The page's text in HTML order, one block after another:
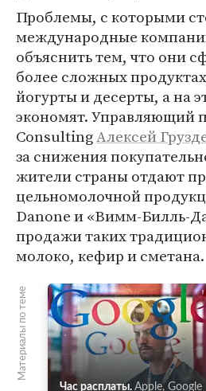
Проблемы, с которыми
международные
объяснить тем, что они
более сложных
йогурты и десерты, а на
экономят. Управляющий
ConsultingАлексей
за снижения
жители страны отдают
цельномолочной
Danone и «Вимм-Билль-
продажи таких
молоко, кефир и сметана.
Материалы по теме
Час расплаты. Apple, Google